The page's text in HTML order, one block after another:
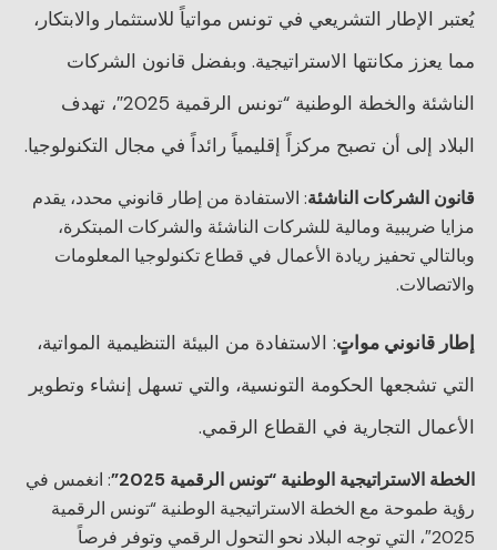
يُعتبر الإطار التشريعي في تونس مواتياً للاستثمار والابتكار،
مما يعزز مكانتها الاستراتيجية. وبفضل قانون الشركات
الناشئة والخطة الوطنية “تونس الرقمية 2025″، تهدف
البلاد إلى أن تصبح مركزاً إقليمياً رائداً في مجال التكنولوجيا.
قانون الشركات الناشئة: الاستفادة من إطار قانوني محدد، يقدم
مزايا ضريبية ومالية للشركات الناشئة والشركات المبتكرة،
وبالتالي تحفيز ريادة الأعمال في قطاع تكنولوجيا المعلومات
والاتصالات.
إطار قانوني مواتٍ: الاستفادة من البيئة التنظيمية المواتية،
التي تشجعها الحكومة التونسية، والتي تسهل إنشاء وتطوير
الأعمال التجارية في القطاع الرقمي.
الخطة الاستراتيجية الوطنية “تونس الرقمية 2025”
: انغمس في
رؤية طموحة مع الخطة الاستراتيجية الوطنية “تونس الرقمية
2025″، التي توجه البلاد نحو التحول الرقمي وتوفر فرصاً